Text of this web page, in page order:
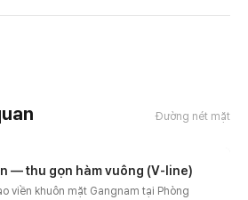
Đường nét mặt
— thu gọn hàm vuông (V-line)
viền khuôn mặt Gangnam tại Phòng